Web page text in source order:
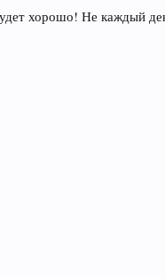
хорошо! Не каждый